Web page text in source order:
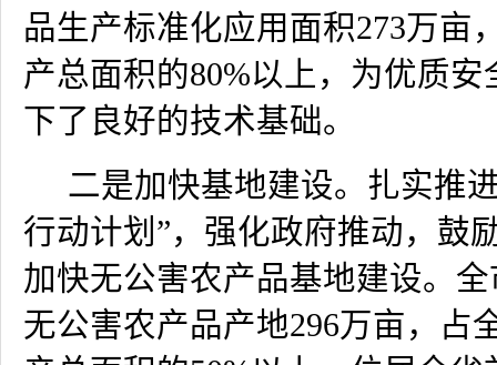
品生产标准化应用面积273万亩
产总面积的80%以上，为优质
下了良好的技术基础。
二是加快基地建设。扎实推
行动计划”，强化政府推动，鼓
加快无公害农产品基地建设。
无公害农产品产地296万亩，占